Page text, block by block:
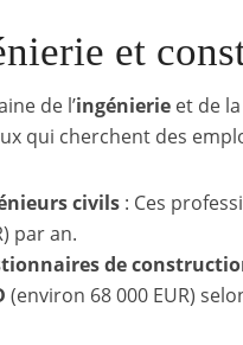
et
de l’ingénierie et de la
qui cherchent des
civils : Ces
par an.
de
(environ 68 000 EUR)